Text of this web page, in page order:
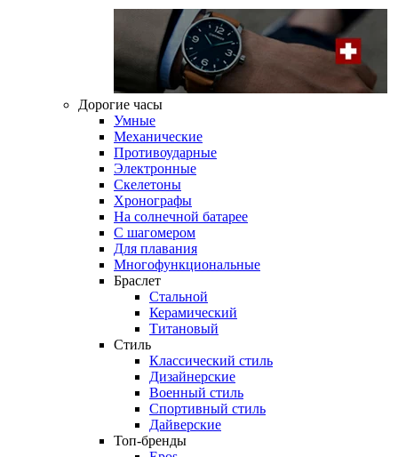
Дорогие часы
Умные
Механические
Противоударные
Электронные
Скелетоны
Хронографы
На солнечной батарее
С шагомером
Для плавания
Многофункциональные
Браслет
Стальной
Керамический
Титановый
Стиль
Классический стиль
Дизайнерские
Военный стиль
Спортивный стиль
Дайверские
Топ-бренды